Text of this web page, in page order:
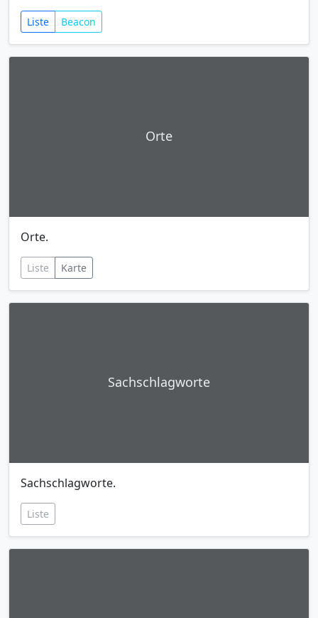
Liste Beacon
Orte
Orte.
Liste Karte
Sachschlagworte
Sachschlagworte.
Liste